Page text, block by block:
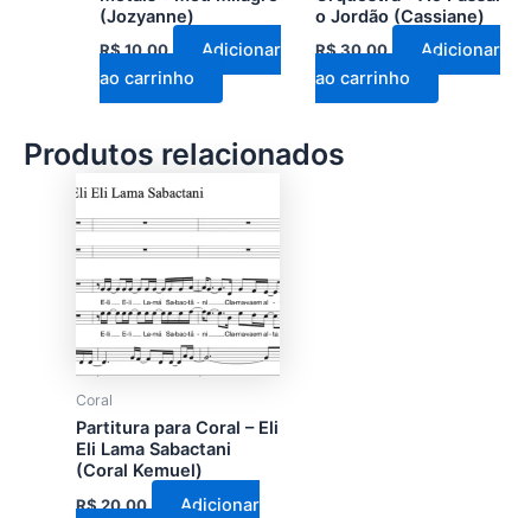
(Jozyanne)
R$10,00
Adicionar
ao carrinho
o Jordão (Cassiane)
R$30,00
Adicionar
ao carrinho
Produtos relacionados
Coral
Partitura para Coral – Eli
Eli Lama Sabactani
(Coral Kemuel)
R$20,00
Adicionar